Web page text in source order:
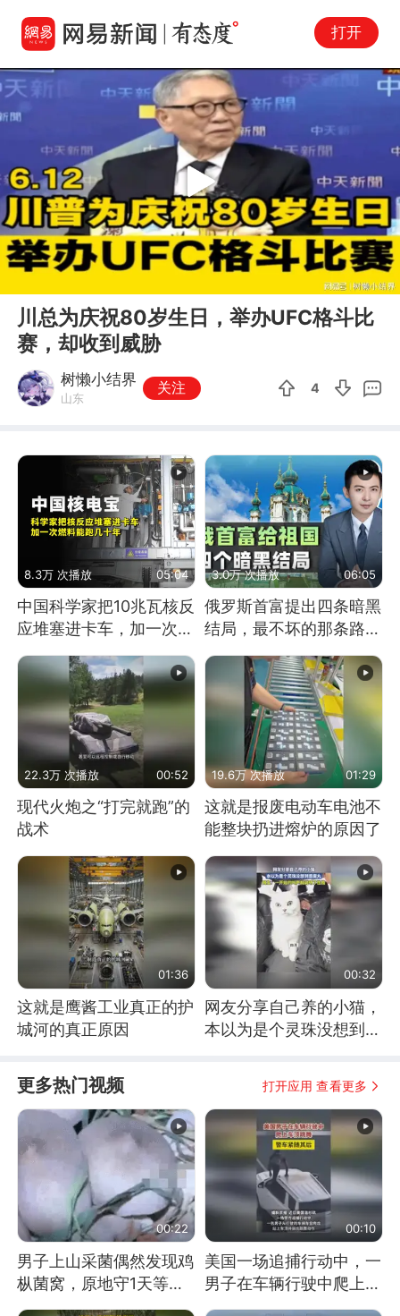
打开
05:26
Play
川总为庆祝80岁生日，举办UFC格斗比
赛，却收到威胁
树懒小结界
山东
关注 4
8.3万 次播放 05:04
中国科学家把10兆瓦核反
应堆塞进卡车，加一次燃
料能跑几十年
3.0万 次播放 06:05
俄罗斯首富提出四条暗黑
结局，最不坏的那条路是
通向东方
22.3万 次播放 00:52
现代火炮之“打完就跑”的
战术
19.6万 次播放 01:29
这就是报废电动车电池不
能整块扔进熔炉的原因了
01:36
这就是鹰酱工业真正的护
城河的真正原因
00:32
网友分享自己养的小猫，
本以为是个灵珠没想到是
更多热门视频 打开应用 查看更多
00:22
男子上山采菌偶然发现鸡
枞菌窝，原地守1天等它
长大：挖了140多朵
00:10
美国一场追捕行动中，一
男子在车辆行驶中爬上车
顶跳舞。（新京报）